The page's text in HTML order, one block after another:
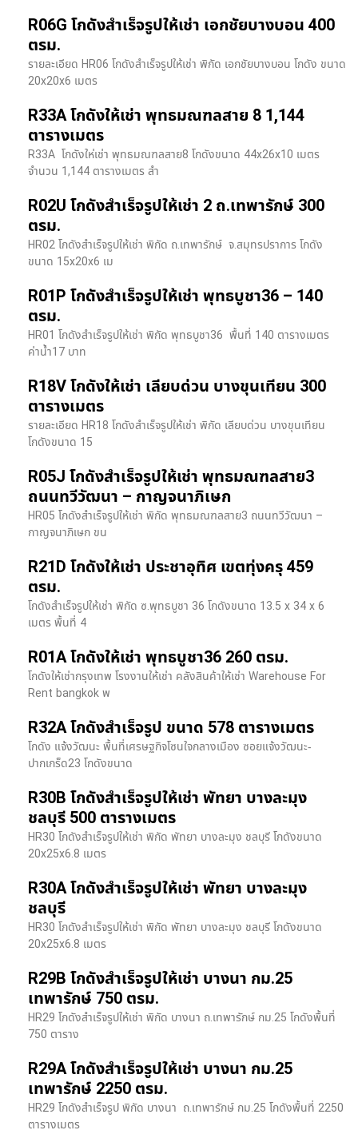
R06G โกดังสำเร็จรูปให้เช่า เอกชัยบางบอน 400
ตรม.
รายละเอียด HR06 โกดังสำเร็จรูปให้เช่า พิกัด เอกชัยบางบอน โกดัง ขนาด
20x20x6 เมตร
R33A โกดังให้เช่า พุทธมณฑลสาย 8 1,144
ตารางเมตร
R33A โกดังให่เช่า พุทธมณฑลสาย8 โกดังขนาด 44x26x10 เมตร
จำนวน 1,144 ตารางเมตร สำ
R02U โกดังสำเร็จรูปให้เช่า 2 ถ.เทพารักษ์ 300
ตรม.
HR02 โกดังสำเร็จรูปให้เช่า พิกัด ถ.เทพารักษ์ จ.สมุทรปราการ โกดัง
ขนาด 15x20x6 เม
R01P โกดังสำเร็จรูปให้เช่า พุทธบูชา36 – 140
ตรม.
HR01 โกดังสำเร็จรูปให้เช่า พิกัด พุทธบูชา36 พื้นที่ 140 ตารางเมตร
ค่าน้ำ17 บาท
R18V โกดังให้เช่า เลียบด่วน บางขุนเทียน 300
ตารางเมตร
รายละเอียด HR18 โกดังสำเร็จรูปให้เช่า พิกัด เลียบด่วน​ บางขุนเทียน​
โกดังขนาด 15
R05J โกดังสำเร็จรูปให้เช่า พุทธมณฑลสาย3
ถนนทวีวัฒนา – กาญจนาภิเษก
HR05 โกดังสำเร็จรูปให้เช่า พิกัด พุทธมณฑลสาย3 ถนนทวีวัฒนา –
กาญจนาภิเษก ขน
R21D โกดังให้เช่า ประชาอุทิศ เขตทุ่งครุ 459
ตรม.
โกดังสำเร็จรูปให้เช่า พิกัด ซ.พุทธบูชา 36 โกดังขนาด 13.5 x 34 x 6
เมตร พื้นที่ 4
R01A โกดังให้เช่า พุทธบูชา36 260 ตรม.
โกดังให้เช่ากรุงเทพ โรงงานให้เช่า คลังสินค้าให้เช่า Warehouse For
Rent bangkok พ
R32A โกดังสำเร็จรูป ขนาด 578 ตารางเมตร
โกดัง แจ้งวัฒนะ พื้นที่เศรษฐกิจโซนใจกลางเมือง ซอยแจ้งวัฒนะ-
ปากเกร็ด23 โกดังขนาด
R30B โกดังสำเร็จรูปให้เช่า พัทยา บางละมุง
ชลบุรี 500 ตารางเมตร
HR30 โกดังสำเร็จรูปให้เช่า พิกัด พัทยา บางละมุง ชลบุรี โกดังขนาด
20x25x6.8 เมตร
R30A โกดังสำเร็จรูปให้เช่า พัทยา บางละมุง
ชลบุรี
HR30 โกดังสำเร็จรูปให้เช่า พิกัด พัทยา บางละมุง ชลบุรี โกดังขนาด
20x25x6.8 เมตร
R29B โกดังสำเร็จรูปให้เช่า บางนา กม.25
เทพารักษ์ 750 ตรม.
HR29 โกดังสำเร็จรูปให้เช่า พิกัด บางนา​ ถ.เทพารักษ์ กม.25 โกดังพื้นที่
750 ตาราง
R29A โกดังสำเร็จรูปให้เช่า บางนา กม.25
เทพารักษ์ 2250 ตรม.
HR29 โกดังสำเร็จรูป พิกัด บางนา​ ถ.เทพารักษ์ กม.25 โกดังพื้นที่ 2250
ตารางเมตร